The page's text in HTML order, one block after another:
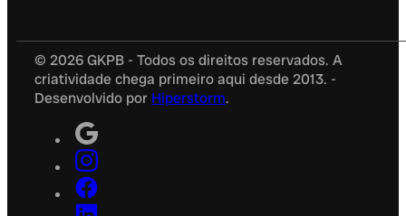
© 2026 GKPB - Todos os direitos reservados. A
criatividade chega primeiro aqui desde 2013. -
Desenvolvido por Hiperstorm.